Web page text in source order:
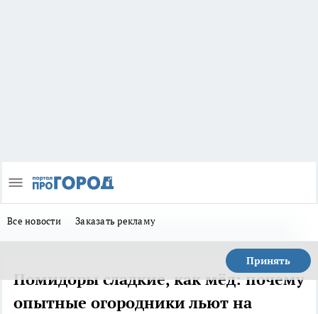
Все новости Заказать рекламу
Принять
Помидоры сладкие, как мёд: почему
опытные огородники льют на